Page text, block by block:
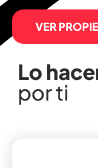
VER
Lo
por ti